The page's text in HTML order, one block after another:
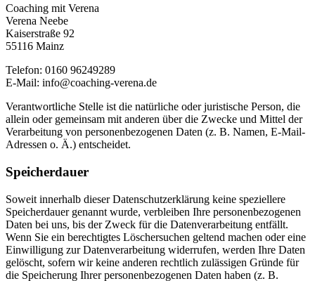
Coaching mit Verena
Verena Neebe
Kaiserstraße 92
55116 Mainz
Telefon: 0160 96249289
E-Mail: info@coaching-verena.de
Verantwortliche Stelle ist die natürliche oder juristische Person, die
allein oder gemeinsam mit anderen über die Zwecke und Mittel der
Verarbeitung von personenbezogenen Daten (z. B. Namen, E-Mail-
Adressen o. Ä.) entscheidet.
Speicherdauer
Soweit innerhalb dieser Datenschutzerklärung keine speziellere
Speicherdauer genannt wurde, verbleiben Ihre personenbezogenen
Daten bei uns, bis der Zweck für die Datenverarbeitung entfällt.
Wenn Sie ein berechtigtes Löschersuchen geltend machen oder eine
Einwilligung zur Datenverarbeitung widerrufen, werden Ihre Daten
gelöscht, sofern wir keine anderen rechtlich zulässigen Gründe für
die Speicherung Ihrer personenbezogenen Daten haben (z. B.